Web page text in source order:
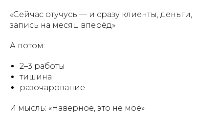
«Сейчас отучусь — и сразу клиенты, деньги,
запись на месяц вперёд»
А потом:
2–3 работы
тишина
разочарование
И мысль: «Наверное, это не моё»